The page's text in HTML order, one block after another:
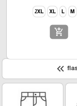
M
L
XL
2XL
add_shopping_cart
keyboard_double_arrow_left